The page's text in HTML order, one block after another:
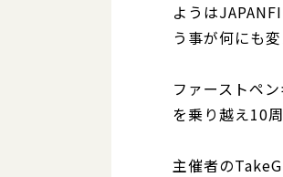
ようは
う事が何にも
ファーストペ
を乗り越え10
主催者の